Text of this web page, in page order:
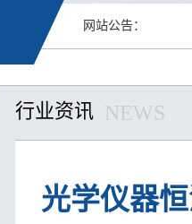
网站公告：
行业资讯 NEWS
光学仪器